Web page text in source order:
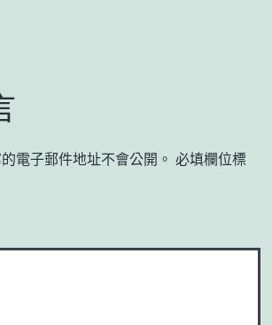
電子郵件地址不會公開。 必填欄位標